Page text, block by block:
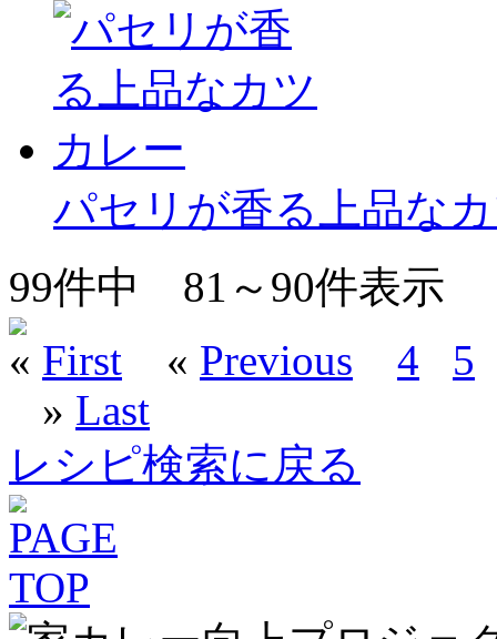
パセリが香る上品な
99件中 81～90件表示
« First « Previous 4
5
» Last
レシピ検索に戻る